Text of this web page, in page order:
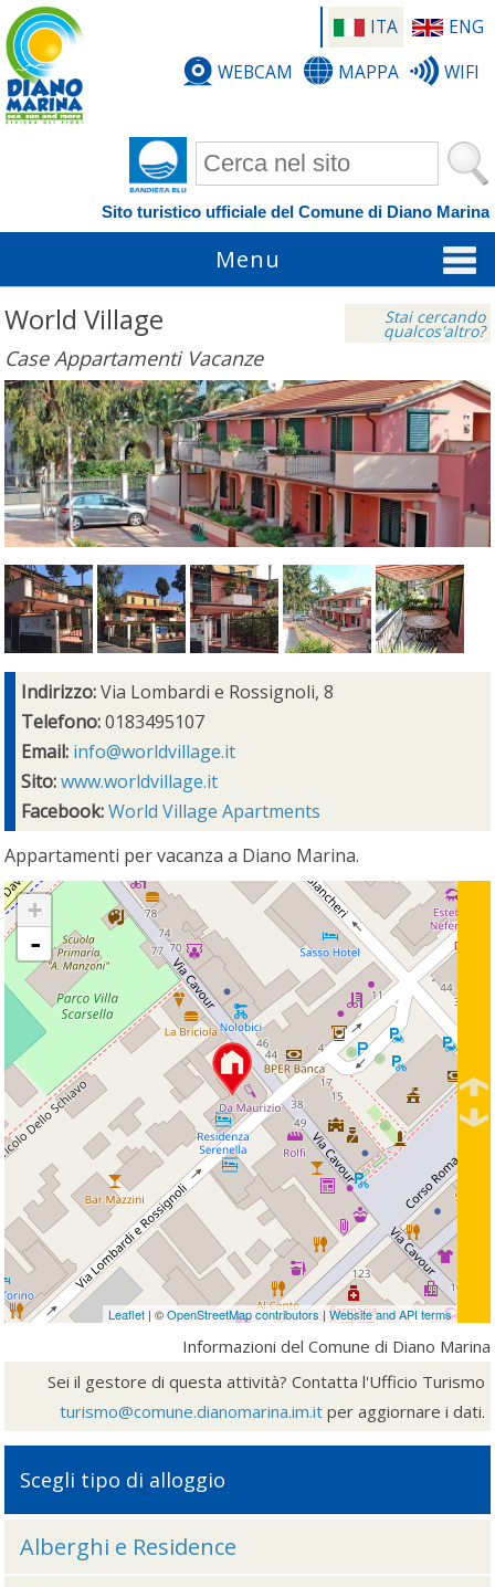
ITA
ENG
WEBCAM
MAPPA WIFI
Form di ricerca
Sito turistico ufficiale del Comune di Diano Marina
Menu
Stai cercando
qualcos'altro?
World Village
Case Appartamenti Vacanze
Indirizzo:Via Lombardi e Rossignoli, 8
Telefono:0183495107
Email: info@worldvillage.it
Sito:www.worldvillage.it
Facebook:World Village Apartments
Appartamenti per vacanza a Diano Marina.
+
-
Leaflet| ©OpenStreetMap contributors| Website and API terms
Informazioni del Comune di Diano Marina
Sei il gestore di questa attività? Contatta l'Ufficio Turismo
turismo@comune.dianomarina.im.it per aggiornare i dati.
Scegli tipo di alloggio
Alberghi e Residence